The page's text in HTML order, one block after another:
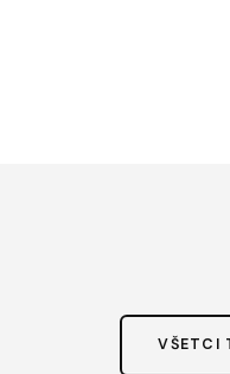
VŠETCI